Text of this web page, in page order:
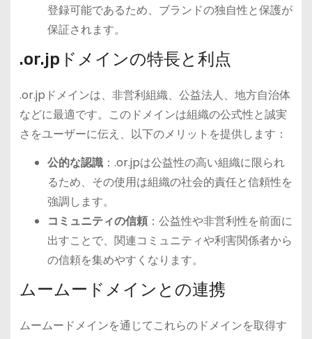
登録可能であるため、ブランドの独自性と保護が
保証されます。
.or.jpドメインの特長と利点
.or.jpドメインは、非営利組織、公益法人、地方自治体
などに最適です。このドメインは組織の公式性と誠実
さをユーザーに伝え、以下のメリットを提供します：
公的な認識：.or.jpは公益性の高い組織に限られ
るため、その使用は組織の社会的責任と信頼性を
強調します。
コミュニティの信頼：公益性や非営利性を前面に
出すことで、関連コミュニティや利害関係者から
の信頼を集めやすくなります。
ムームードメインとの連携
ムームードメインを通じてこれらのドメインを取得す